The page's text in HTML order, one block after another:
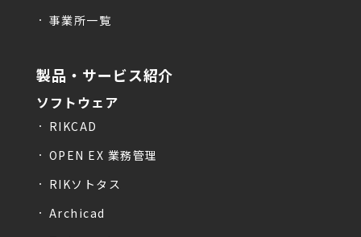
事業所一覧
製品・サービス紹介
ソフトウェア
RIKCAD
OPEN EX 業務管理
RIKソトタス
Archicad